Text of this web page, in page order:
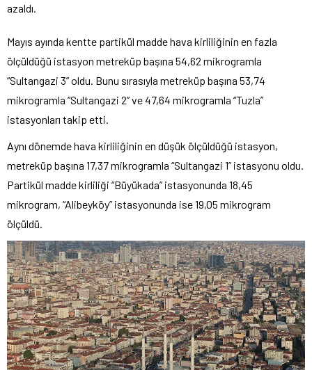
azaldı.
Mayıs ayında kentte partikül madde hava kirliliğinin en fazla
ölçüldüğü istasyon metreküp başına 54,62 mikrogramla
“Sultangazi 3” oldu. Bunu sırasıyla metreküp başına 53,74
mikrogramla “Sultangazi 2” ve 47,64 mikrogramla “Tuzla”
istasyonları takip etti.
Aynı dönemde hava kirliliğinin en düşük ölçüldüğü istasyon,
metreküp başına 17,37 mikrogramla “Sultangazi 1” istasyonu oldu.
Partikül madde kirliliği “Büyükada” istasyonunda 18,45
mikrogram, “Alibeyköy” istasyonunda ise 19,05 mikrogram
ölçüldü.